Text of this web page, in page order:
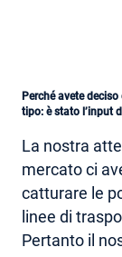
Perché avete
tipo: è stato l’input
La nostra
mercato ci
catturare le
linee di
Pertanto il